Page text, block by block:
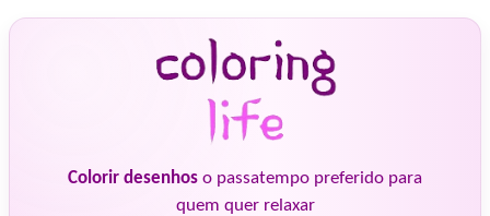
Colorir desenhos o passatempo preferido para
quem quer relaxar